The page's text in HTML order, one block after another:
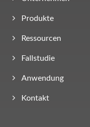
Produkte
Ressourcen
Fallstudie
Anwendung
Kontakt